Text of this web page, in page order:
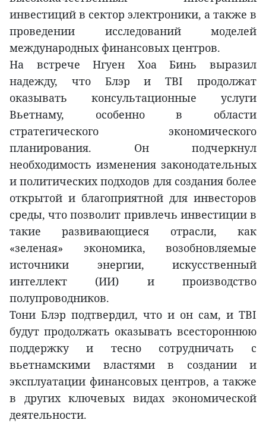
инвестиций в сектор электроники, а также в
проведении исследований моделей
международных финансовых центров.
На встрече Нгуен Хоа Бинь выразил
надежду, что Блэр и TBI продолжат
оказывать консультационные услуги
Вьетнаму, особенно в области
стратегического экономического
планирования. Он подчеркнул
необходимость изменения законодательных
и политических подходов для создания более
открытой и благоприятной для инвесторов
среды, что позволит привлечь инвестиции в
такие развивающиеся отрасли, как
«зеленая» экономика, возобновляемые
источники энергии, искусственный
интеллект (ИИ) и производство
полупроводников.
Тони Блэр подтвердил, что и он сам, и TBI
будут продолжать оказывать всестороннюю
поддержку и тесно сотрудничать с
вьетнамскими властями в создании и
эксплуатации финансовых центров, а также
в других ключевых видах экономической
деятельности.